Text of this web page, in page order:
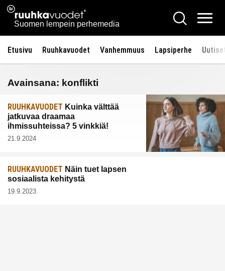
Siirry
sisältöön
Ruuhkavuodet.fi
Suomen lempein perhemedia
Hae
Etusivu Ruuhkavuodet Vanhemmuus Lapsiperhe
Avainsana: konflikti
RUUHKAVUODET Kuinka välttää
jatkuvaa draamaa
ihmissuhteissa? 5 vinkkiä!
21.9.2024
RUUHKAVUODET Näin tuet lapsen
sosiaalista kehitystä
19.9.2023